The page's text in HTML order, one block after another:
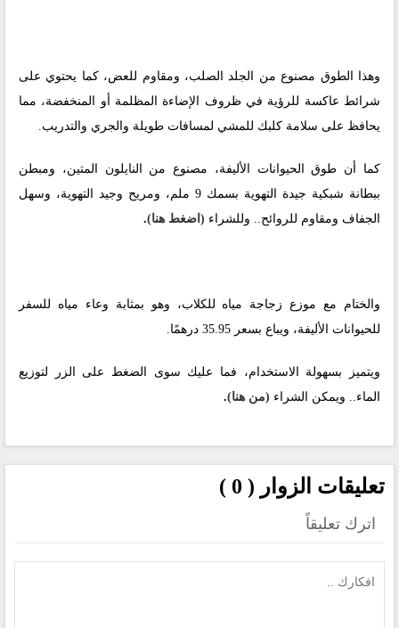
وهذا الطوق مصنوع من الجلد الصلب، ومقاوم للعض، كما يحتوي على
شرائط عاكسة للرؤية في ظروف الإضاءة المظلمة أو المنخفضة، مما
يحافظ على سلامة كلبك للمشي لمسافات طويلة والجري والتدريب.
كما أن طوق الحيوانات الأليفة، مصنوع من النايلون المتين، ومبطن
ببطانة شبكية جيدة التهوية بسمك 9 ملم، ومريح وجيد التهوية، وسهل
الجفاف ومقاوم للروائح.. وللشراء (اضغط هنا).
والختام مع موزع زجاجة مياه للكلاب، وهو بمثابة وعاء مياه للسفر
للحيوانات الأليفة، ويباع بسعر 35.95 درهمًا.
ويتميز بسهولة الاستخدام، فما عليك سوى الضغط على الزر لتوزيع
الماء.. ويمكن الشراء (من هنا).
تعليقات الزوار ( 0 )
اترك تعليقاً